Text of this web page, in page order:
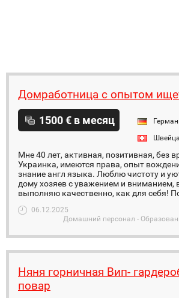
Домработница с опытом
1500 € в месяц
Мне 40 лет, активная, позитивная, без
Украинка, имеются права, опыт
знание англ языка. Люблю чистоту и
дому хозяев с уважением и вниманием,
выполняю качественно, как для себя!
06.12.2025
Домашний персонал -
Няня горничная Вип-
повар